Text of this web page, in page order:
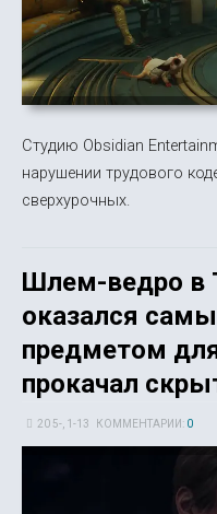
Студию Obsidian
нарушении трудового
сверхурочных.
Шлем-ведро в
оказался
предметом
прокачал
20 5-, 1-13 КОММЕНТАРИИ: 0